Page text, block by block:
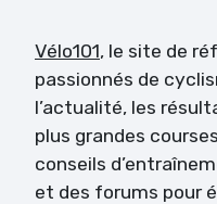
Vélo101, le site de
passionnés de
l’actualité, les
plus grandes
conseils
et des forums pour